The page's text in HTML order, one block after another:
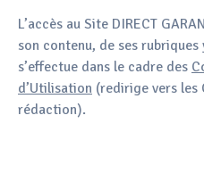
L’accès au Site DIRECT
son contenu, de ses
s’effectue dans le cadre des
d’Utilisation (redirige vers les
rédaction).